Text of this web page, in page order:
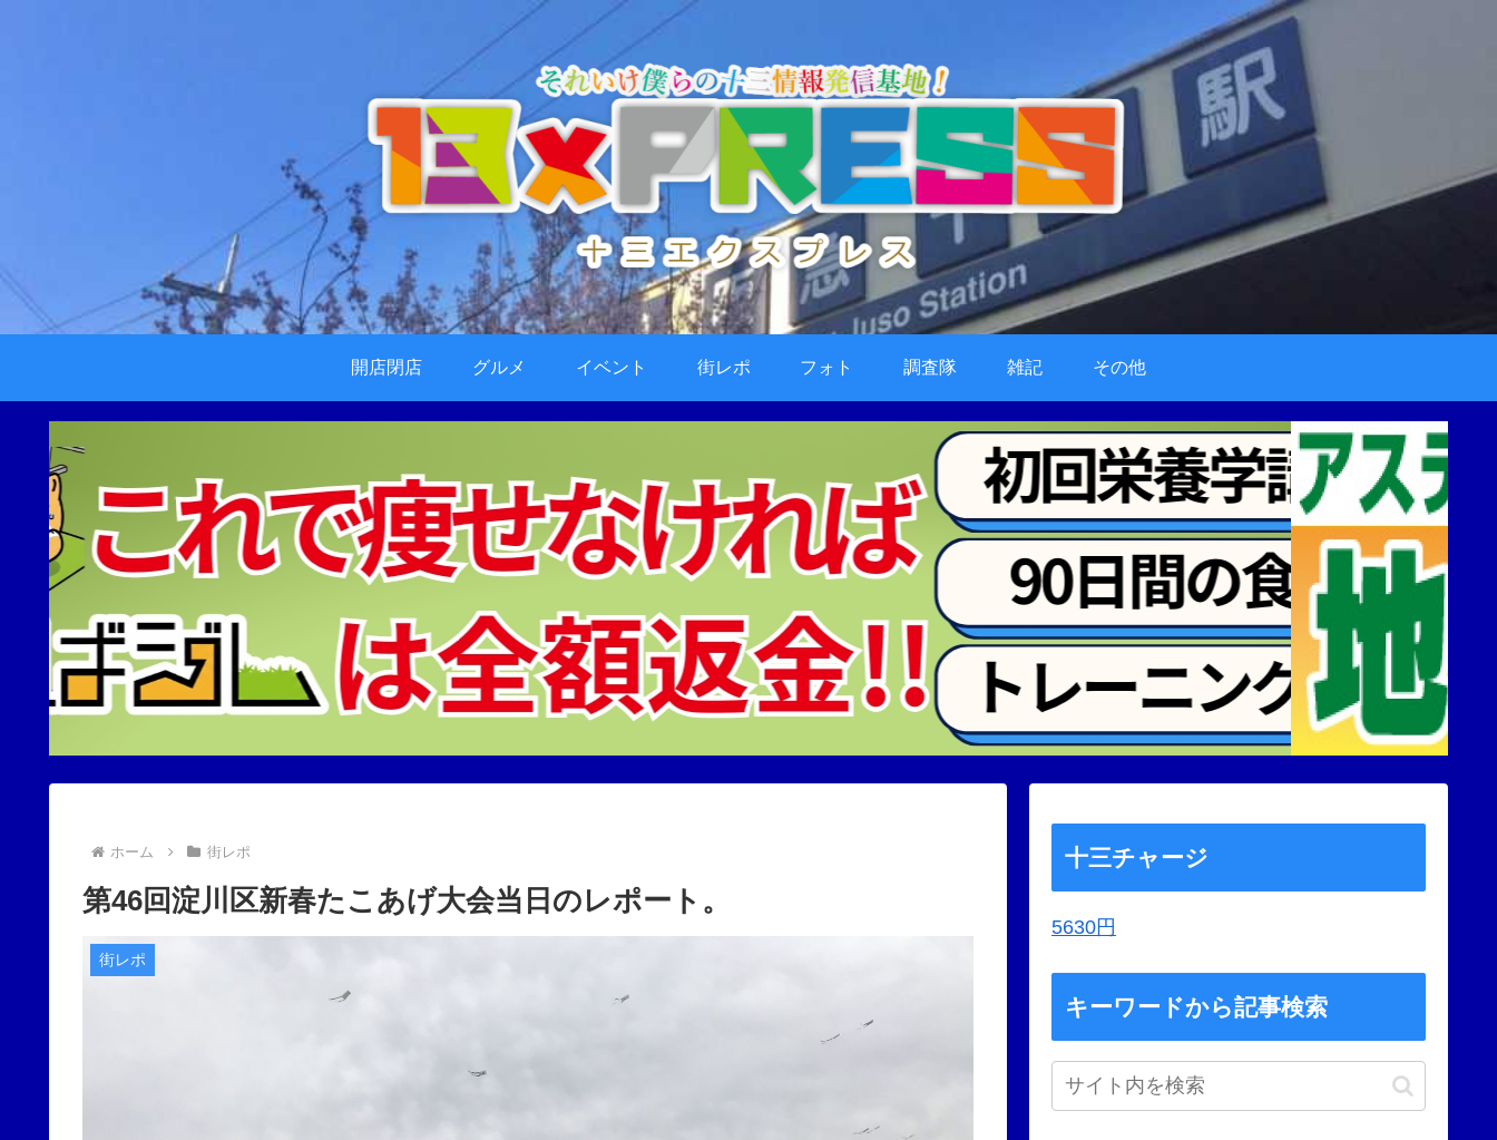
開店閉店 グルメ イベント 街レポ フォト 調査隊 雑記 その他
ホーム 街レポ
第46回淀川区新春たこあげ大会当日のレポート。
街レポ
十三チャージ
5630円
キーワードから記事検索